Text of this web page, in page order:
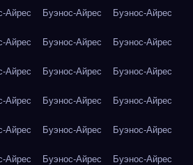
Айрес Буэнос-Айрес Буэнос-Айрес
Айрес Буэнос-Айрес Буэнос-Айрес
Айрес Буэнос-Айрес Буэнос-Айрес
Айрес Буэнос-Айрес Буэнос-Айрес
Айрес Буэнос-Айрес Буэнос-Айрес
Айрес Буэнос-Айрес Буэнос-Айрес